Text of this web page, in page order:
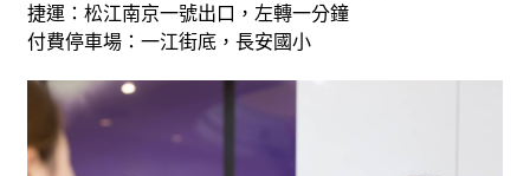
捷運：松江南京一號出口，左轉一分鐘
付費停車場：一江街底，長安國小